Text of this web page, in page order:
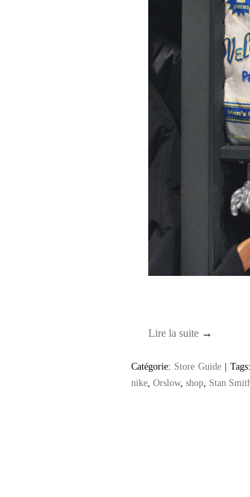
Lire la suite →
Catégorie: Store Guide |
nike Orslow, shop Stan